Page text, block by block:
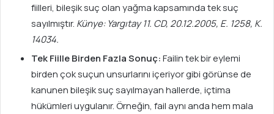
fiilleri, bileşik suç olan yağma kapsamında tek suç
sayılmıştır. Künye: Yargıtay 11. CD, 20.12.2005, E. 1258, K.
14034.
Tek Fiille Birden Fazla Sonuç:Failin tek bir eylemi
birden çok suçun unsurlarını içeriyor gibi görünse de
kanunen bileşik suç sayılmayan hallerde, içtima
hükümleri uygulanır. Örneğin, fail aynı anda hem mala